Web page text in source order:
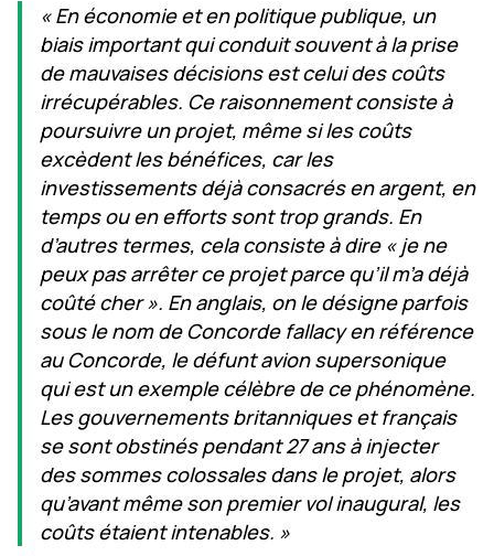
« En économie et en politique publique, un
biais important qui conduit souvent à la prise
de mauvaises décisions est celui des coûts
irrécupérables. Ce raisonnement consiste à
poursuivre un projet, même si les coûts
excèdent les bénéfices, car les
investissements déjà consacrés en argent, en
temps ou en efforts sont trop grands. En
d’autres termes, cela consiste à dire « je ne
peux pas arrêter ce projet parce qu’il m’a déjà
coûté cher ». En anglais, on le désigne parfois
sous le nom de Concorde fallacy en référence
au Concorde, le défunt avion supersonique
qui est un exemple célèbre de ce phénomène.
Les gouvernements britanniques et français
se sont obstinés pendant 27 ans à injecter
des sommes colossales dans le projet, alors
qu’avant même son premier vol inaugural, les
coûts étaient intenables. »